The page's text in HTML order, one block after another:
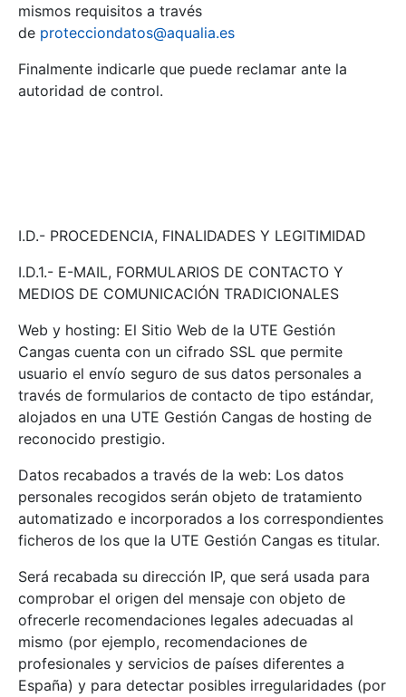
mismos requisitos a través
de protecciondatos@aqualia.es
Finalmente indicarle que puede reclamar ante la
autoridad de control.
I.D.- PROCEDENCIA, FINALIDADES Y LEGITIMIDAD
I.D.1.- E-MAIL, FORMULARIOS DE CONTACTO Y
MEDIOS DE COMUNICACIÓN TRADICIONALES
Web y hosting: El Sitio Web de la UTE Gestión
Cangas cuenta con un cifrado SSL que permite
usuario el envío seguro de sus datos personales a
través de formularios de contacto de tipo estándar,
alojados en una UTE Gestión Cangas de hosting de
reconocido prestigio.
Datos recabados a través de la web: Los datos
personales recogidos serán objeto de tratamiento
automatizado e incorporados a los correspondientes
ficheros de los que la UTE Gestión Cangas es titular.
Será recabada su dirección IP, que será usada para
comprobar el origen del mensaje con objeto de
ofrecerle recomendaciones legales adecuadas al
mismo (por ejemplo, recomendaciones de
profesionales y servicios de países diferentes a
España) y para detectar posibles irregularidades (por